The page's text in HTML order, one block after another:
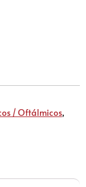
/ Oftálmicos,